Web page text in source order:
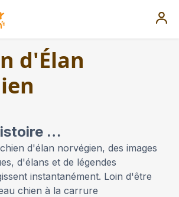
d'Élan
…
d'élan norvégien, des images
d'élans et de légendes
instantanément. Loin d'être
chien à la carrure